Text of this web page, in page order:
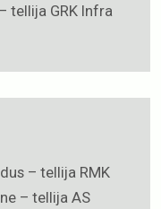
tellija GRK Infra
– tellija RMK
– tellija AS